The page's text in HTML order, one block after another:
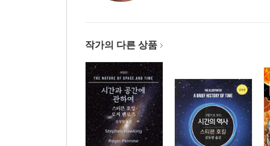
작가의 다른 상품